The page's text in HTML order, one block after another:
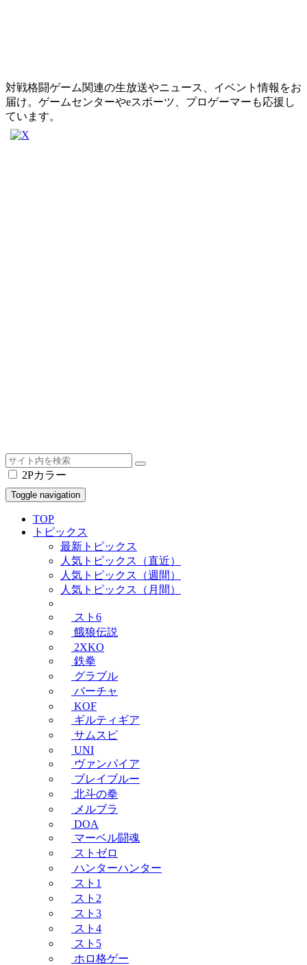
対戦格闘ゲーム関連の生放送やニュース、イベント情報をお
届け。ゲームセンターやeスポーツ、プロゲーマーも応援し
ています。
2Pカラー
Toggle navigation
TOP
トピックス
最新トピックス
人気トピックス（直近）
人気トピックス（週間）
人気トピックス（月間）
スト6
餓狼伝説
2XKO
鉄拳
グラブル
バーチャ
KOF
ギルティギア
サムスピ
UNI
ヴァンパイア
ブレイブルー
北斗の拳
メルブラ
DOA
マーベル闘魂
ストゼロ
ハンターハンター
スト1
スト2
スト3
スト4
スト5
ホロ格ゲー